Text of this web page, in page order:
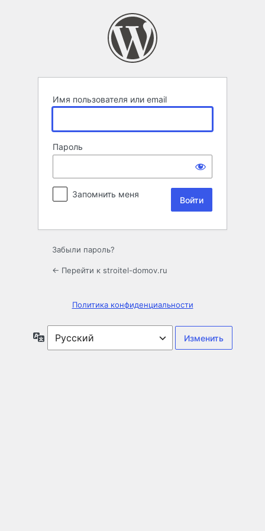
Имя пользователя или email
Пароль
Запомнить меня
Забыли пароль?
← Перейти к stroitel-domov.ru
Политика конфиденциальности
Язык